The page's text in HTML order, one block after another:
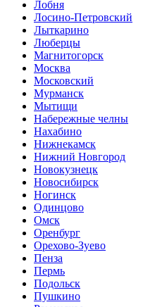
Лобня
Лосино-Петровский
Лыткарино
Люберцы
Магнитогорск
Москва
Московский
Мурманск
Мытищи
Набережные челны
Нахабино
Нижнекамск
Нижний Новгород
Новокузнецк
Новосибирск
Ногинск
Одинцово
Омск
Оренбург
Орехово-Зуево
Пенза
Пермь
Подольск
Пушкино